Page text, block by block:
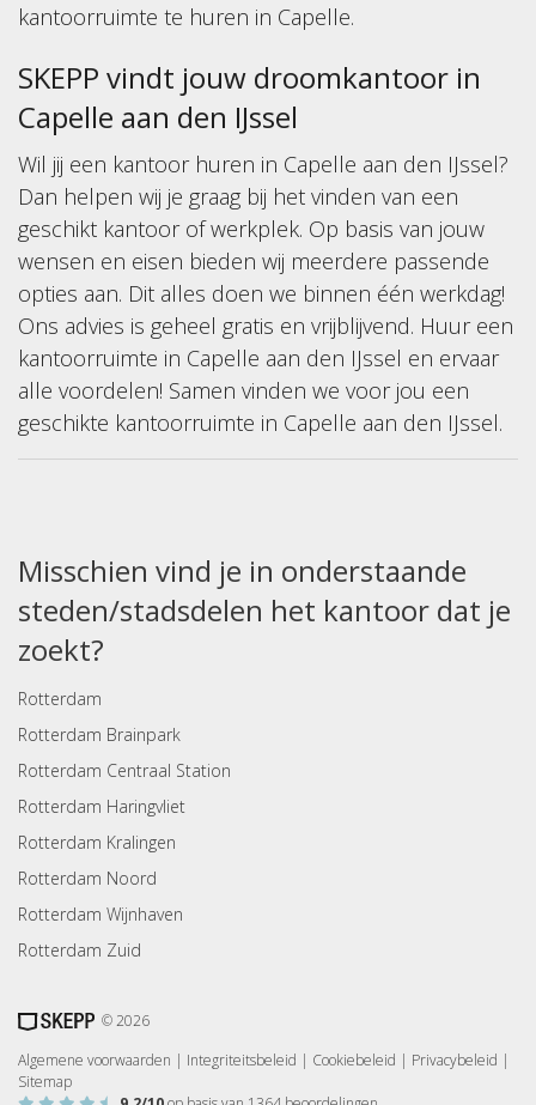
kantoorruimte te huren in Capelle.
SKEPP vindt jouw droomkantoor in
Capelle aan den IJssel
Wil jij een kantoor huren in Capelle aan den IJssel?
Dan helpen wij je graag bij het vinden van een
geschikt kantoor of werkplek. Op basis van jouw
wensen en eisen bieden wij meerdere passende
opties aan. Dit alles doen we binnen één werkdag!
Ons advies is geheel gratis en vrijblijvend. Huur een
kantoorruimte in Capelle aan den IJssel en ervaar
alle voordelen! Samen vinden we voor jou een
geschikte kantoorruimte in Capelle aan den IJssel.
Misschien vind je in onderstaande
steden/stadsdelen het kantoor dat je
zoekt?
Rotterdam
Rotterdam Brainpark
Rotterdam Centraal Station
Rotterdam Haringvliet
Rotterdam Kralingen
Rotterdam Noord
Rotterdam Wijnhaven
Rotterdam Zuid
© 2026
Algemene voorwaarden | Integriteitsbeleid | Cookiebeleid | Privacybeleid |
Sitemap